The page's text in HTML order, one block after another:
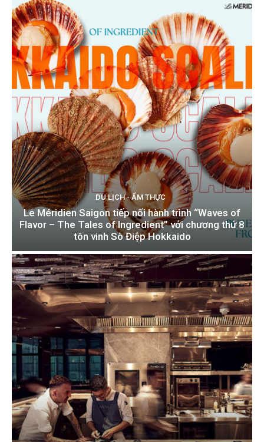
DU LỊCH - ẨM THỰC
Le Méridien Saigon tiếp nối hành trình “Waves of
Flavor – The Tales of Ingredient” với chương thứ 8
tôn vinh Sò Điệp Hokkaido